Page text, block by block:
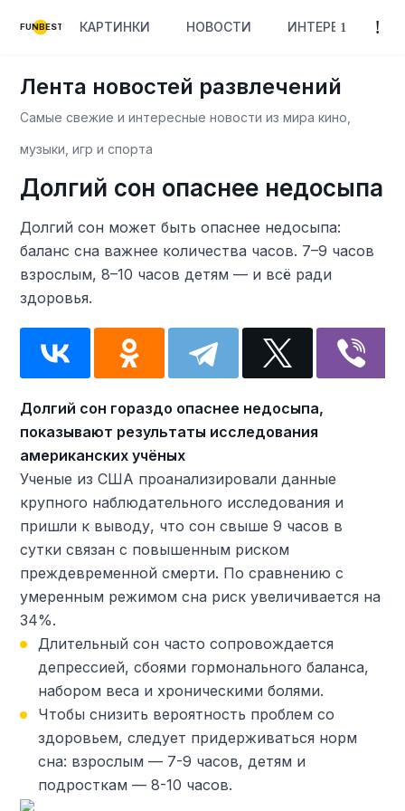
FUNBEST КАРТИНКИ НОВОСТИ ИНТЕРЕСНОЕ
Лента новостей развлечений
Самые свежие и интересные новости из мира кино,
музыки, игр и спорта
Долгий сон опаснее недосыпа
Долгий сон может быть опаснее недосыпа:
баланс сна важнее количества часов. 7–9 часов
взрослым, 8–10 часов детям — и всё ради
здоровья.
Долгий сон гораздо опаснее недосыпа,
показывают результаты исследования
американских учёных
Ученые из США проанализировали данные
крупного наблюдательного исследования и
пришли к выводу, что сон свыше 9 часов в
сутки связан с повышенным риском
преждевременной смерти. По сравнению с
умеренным режимом сна риск увеличивается на
34%.
Длительный сон часто сопровождается
депрессией, сбоями гормонального баланса,
набором веса и хроническими болями.
Чтобы снизить вероятность проблем со
здоровьем, следует придерживаться норм
сна: взрослым — 7-9 часов, детям и
подросткам — 8-10 часов.